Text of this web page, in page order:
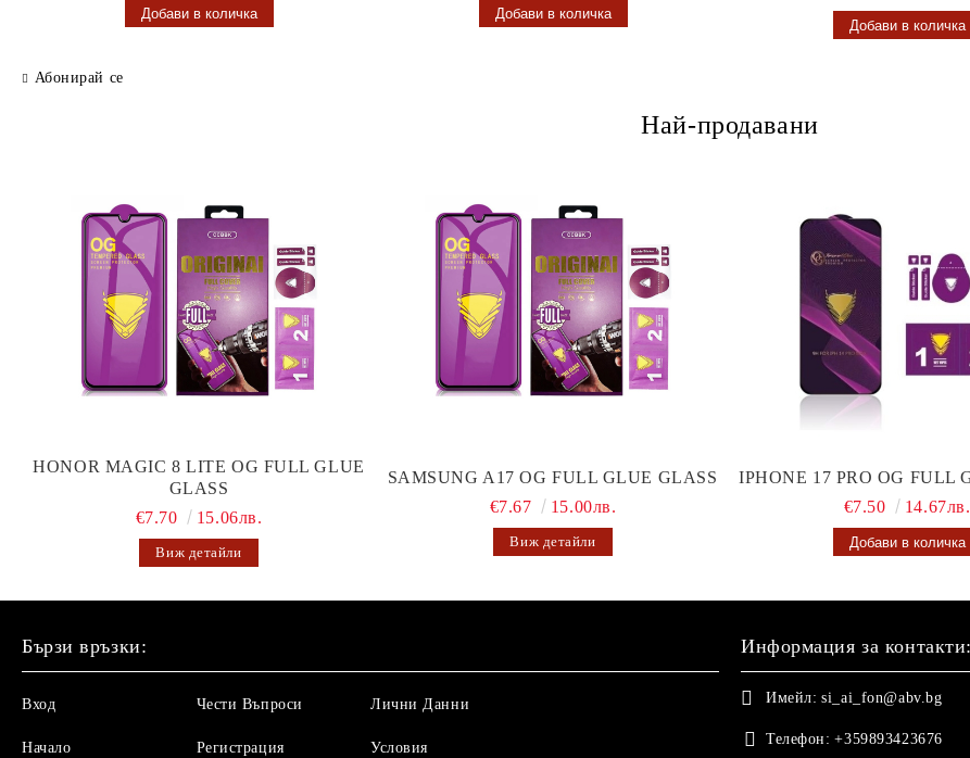
Абонирай се
Най-продавани
HONOR MAGIC 8 LITE OG FULL GLUE
GLASS
€7.70
15.06лв.
Виж детайли
SAMSUNG A17 OG FULL GLUE GLASS
€7.67
15.00лв.
Виж детайли
IPHONE 17 PRO OG FULL
€7.50
14.67лв.
Бързи връзки:
Вход
Начало
Чести Въпроси
Регистрация
Лични Данни
Условия
Информация за контакти:
Имейл: si_ai_fon@abv.bg
Телефон: +359893423676